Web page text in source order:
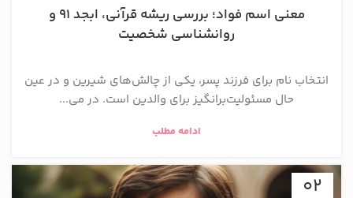
معنی اسم فواد؛ بررسی ریشه قرآنی، ابجد ۹۱ و
روانشناسی شخصیت
انتخاب نام برای فرزند پسر، یکی از چالش‌های شیرین و در عین
حال مسئولیت‌برانگیز برای والدین است. در می...
ادامه مطلب
02